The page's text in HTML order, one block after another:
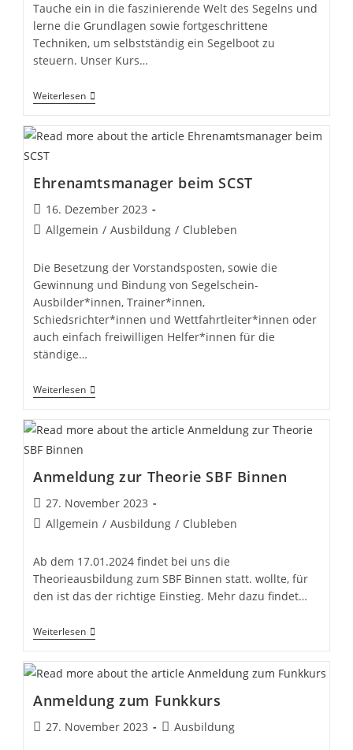
Tauche ein in die faszinierende Welt des Segelns und
lerne die Grundlagen sowie fortgeschrittene
Techniken, um selbstständig ein Segelboot zu
steuern. Unser Kurs…
WeiterlesenSportsegelschein
Beim
Ehrenamtsmanager beim SCST
Beitrag
veröffentlicht:
16. Dezember 2023
Beitrags-
Allgemein / Ausbildung / Clubleben
Die Besetzung der Vorstandsposten, sowie die
Gewinnung und Bindung von Segelschein-
Ausbilder*innen, Trainer*innen,
Schiedsrichter*innen und Wettfahrtleiter*innen oder
auch einfach freiwilligen Helfer*innen für die
ständige…
WeiterlesenEhrenamtsmanager
Beim
Anmeldung zur Theorie SBF Binnen
Beitrag
veröffentlicht:
27. November 2023
Beitrags-
Allgemein / Ausbildung / Clubleben
Ab dem 17.01.2024 findet bei uns die
Theorieausbildung zum SBF Binnen statt. wollte, für
den ist das der richtige Einstieg. Mehr dazu findet…
WeiterlesenAnmeldung
Zur
SBF
Binnen
Anmeldung zum Funkkurs
Beitrag
27. November 2023
Beitrags-
Ausbildung